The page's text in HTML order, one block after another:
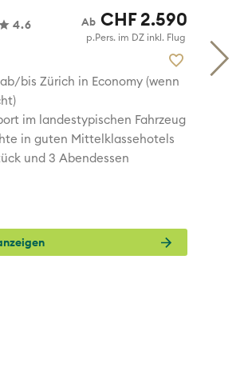
4.6 CHF 2.590
p.Pers. im DZ inkl. Flug
bis Zürich in Economy (wenn
im landestypischen Fahrzeug
in guten Mittelklassehotels
und 3 Abendessen